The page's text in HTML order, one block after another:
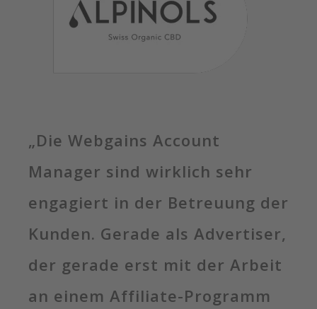
„Die Webgains Account
Manager sind wirklich sehr
engagiert in der Betreuung der
Kunden. Gerade als Advertiser,
der gerade erst mit der Arbeit
an einem Affiliate-Programm